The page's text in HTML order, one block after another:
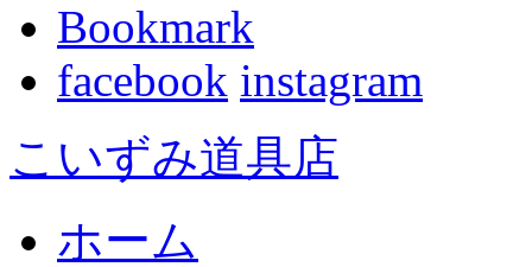
Bookmark
facebook instagram
こいずみ道具店
ホーム